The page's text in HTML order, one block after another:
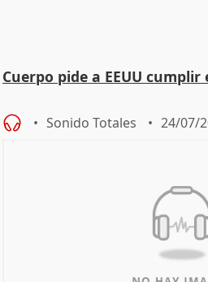
Cuerpo pide a EEUU cumplir
Sonido Totales 24/07/